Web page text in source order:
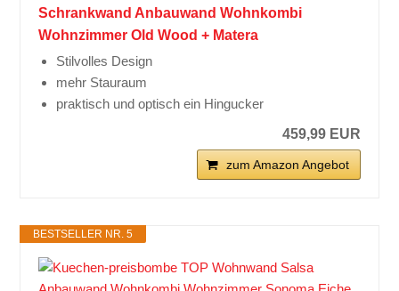
Schrankwand Anbauwand Wohnkombi
Wohnzimmer Old Wood + Matera
Stilvolles Design
mehr Stauraum
praktisch und optisch ein Hingucker
459,99 EUR
zum Amazon Angebot
BESTSELLER NR. 5